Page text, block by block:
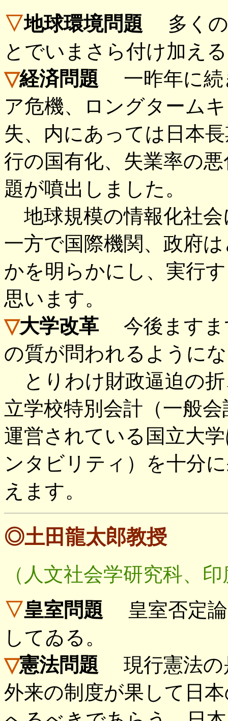
▽地球環境問題 多くの
とでいまさら付け加え
▽経済問題 一昨年に続
ア危機、ロングターム
失、内にあっては日本
行の国有化、失業率の
題が噴出しました。
地球規模の情報化社
一方で国際機関、政府
かを明らかにし、実行
思います。
▽大学改革 今後ますま
の質が問われるように
とりわけ財政逼迫の折
立学校特別会計（一般
運営されている国立大
ンタビリティ）を十分
えます。
◎土田龍太郎教授
（人文社会学研究科、
▽皇室問題 皇室否定論
してゐる。
▽憲法問題 現行憲法の
外来の制度が果して日